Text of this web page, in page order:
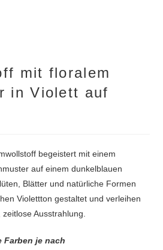
mit floralem
in Violett auf
begeistert mit einem
auf einem dunkelblauen
Blätter und natürliche Formen
Violettton gestaltet und verleihen
Ausstrahlung.
Farben je nach